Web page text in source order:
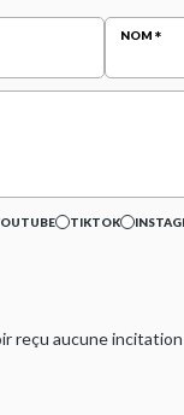
NOM
TIKTOK
reçu aucune